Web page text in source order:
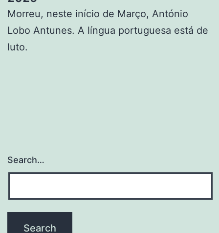
Morreu, neste início de Março, António
Lobo Antunes. A língua portuguesa está de
luto.
Search…